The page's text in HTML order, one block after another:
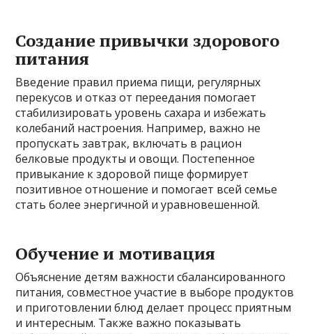
Создание привычки здорового
питания
Введение правил приема пищи, регулярных
перекусов и отказ от переедания помогает
стабилизировать уровень сахара и избежать
колебаний настроения. Например, важно не
пропускать завтрак, включать в рацион
белковые продукты и овощи. Постепенное
привыкание к здоровой пище формирует
позитивное отношение и помогает всей семье
стать более энергичной и уравновешенной.
Обучение и мотивация
Объяснение детям важности сбалансированного
питания, совместное участие в выборе продуктов
и приготовлении блюд делает процесс приятным
и интересным. Также важно показывать